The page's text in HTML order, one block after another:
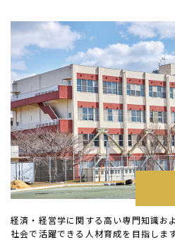
経済・経営学に関する高い専門知識お
社会で活躍できる人材育成を目指します